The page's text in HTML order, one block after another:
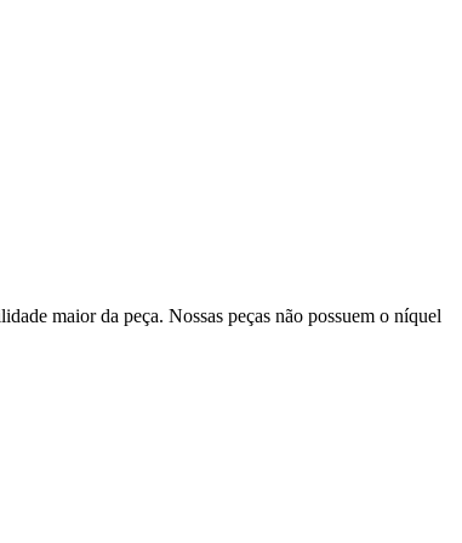
maior da peça. Nossas peças não possuem o níquel